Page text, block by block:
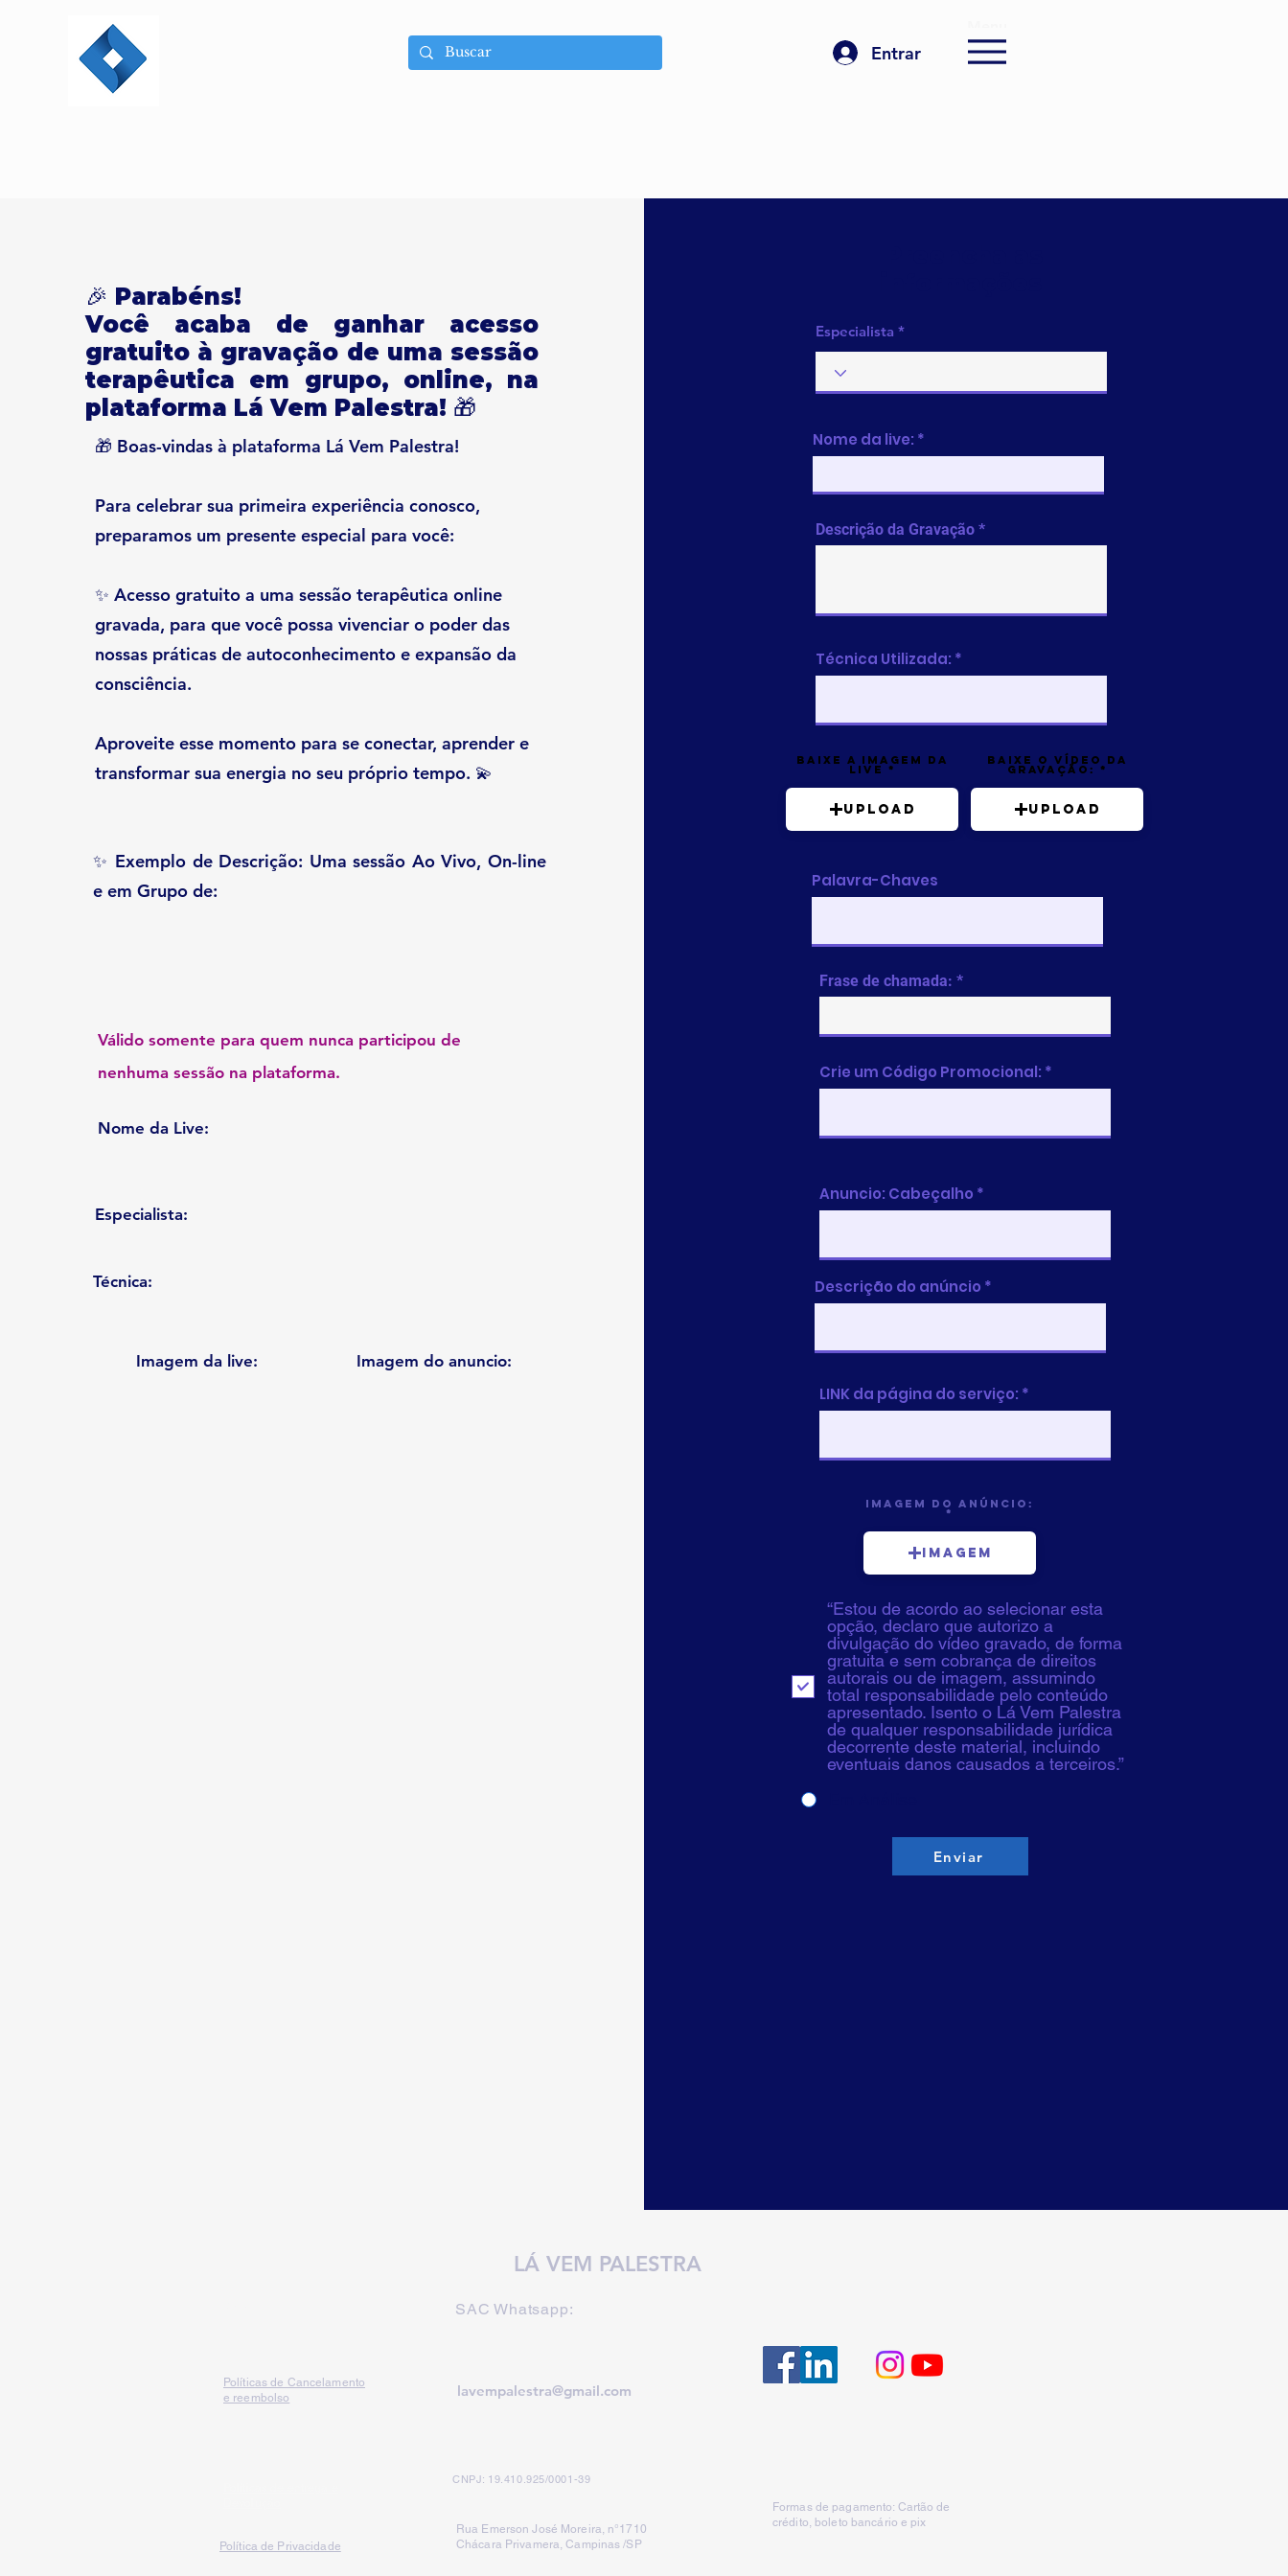
Entrar
🎉 Parabéns!
Você acaba de ganhar acesso
gratuito à gravação de uma sessão
terapêutica em grupo, online, na
plataforma Lá Vem Palestra! 🎁
🎁 Boas-vindas à plataforma Lá Vem Palestra!
Para celebrar sua primeira experiência conosco,
preparamos um presente especial para você:
✨ Acesso gratuito a uma sessão terapêutica online
gravada, para que você possa vivenciar o poder das
nossas práticas de autoconhecimento e expansão da
consciência.
Aproveite esse momento para se conectar, aprender e
transformar sua energia no seu próprio tempo. 💫
✨ Exemplo de Descrição: Uma sessão Ao Vivo, On-line
e em Grupo de:
Válido somente para quem nunca participou de
nenhuma sessão na plataforma.
Nome da Live:
Especialista:
Técnica:
Imagem da live: Imagem do anuncio:
Especialista
Nome da live:
Descrição da Gravação
Técnica Utilizada:
Baixe a imagem da
live
Upload
Baixe o vídeo da
gravação:
Upload
Palavra-Chaves
Frase de chamada:
Crie um Código Promocional:
Anuncio: Cabeçalho
Descrição do anúncio
LINK da página do serviço:
Imagem do Anúncio:
Imagem
“Estou de acordo ao selecionar esta
opção, declaro que autorizo a
divulgação do vídeo gravado, de forma
gratuita e sem cobrança de direitos
autorais ou de imagem, assumindo
total responsabilidade pelo conteúdo
apresentado. Isento o Lá Vem Palestra
de qualquer responsabilidade jurídica
decorrente deste material, incluindo
eventuais danos causados a terceiros.”
Enviar
LÁ VEM PALESTRA
Políticas de Cancelamento
e reembolso
SAC Whatsapp:
lavempalestra@gmail.com
Política de Privacidade
CNPJ: 19.410.925/0001-39
Rua Emerson José Moreira, n°1710
Chácara Privamera, Campinas /SP
Formas de pagamento: Cartão de
crédito, boleto bancário e pix